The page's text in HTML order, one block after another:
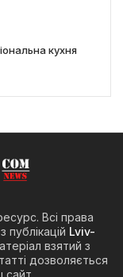
кухня
Всі права
Lviv-
взятий з
дозволяється